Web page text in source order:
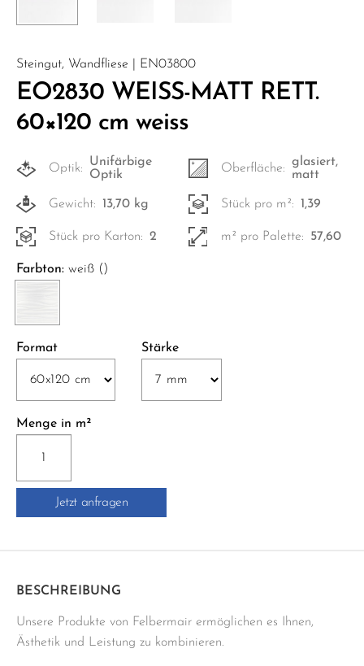
Steingut, Wandfliese | EN03800
EO2830 WEISS-MATT RETT.
60×120 cm weiss
Optik:
Unifärbige
Optik
Oberfläche: glasiert,
matt
Gewicht: 13,70 kg Stück pro m²: 1,39
Stück pro Karton: 2 m² pro Palette: 57,60
Farbton: weiß ()
Format Stärke
Menge in m²
WEISS-
MATT
Menge
Jetzt anfragen
BESCHREIBUNG
Unsere Produkte von Felbermair ermöglichen es Ihnen,
Ästhetik und Leistung zu kombinieren.